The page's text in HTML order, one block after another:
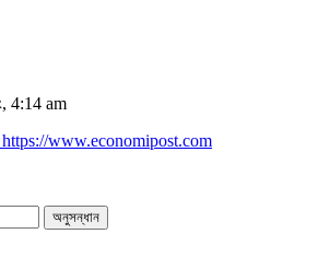
4:14 am
www.economipost.com